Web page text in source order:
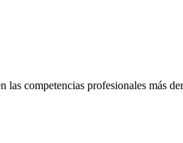
competencias profesionales más